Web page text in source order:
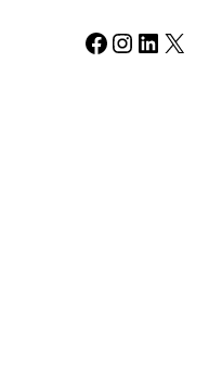
Facebook Instagram LinkedIn X